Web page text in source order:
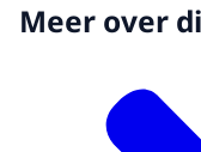
Meer over